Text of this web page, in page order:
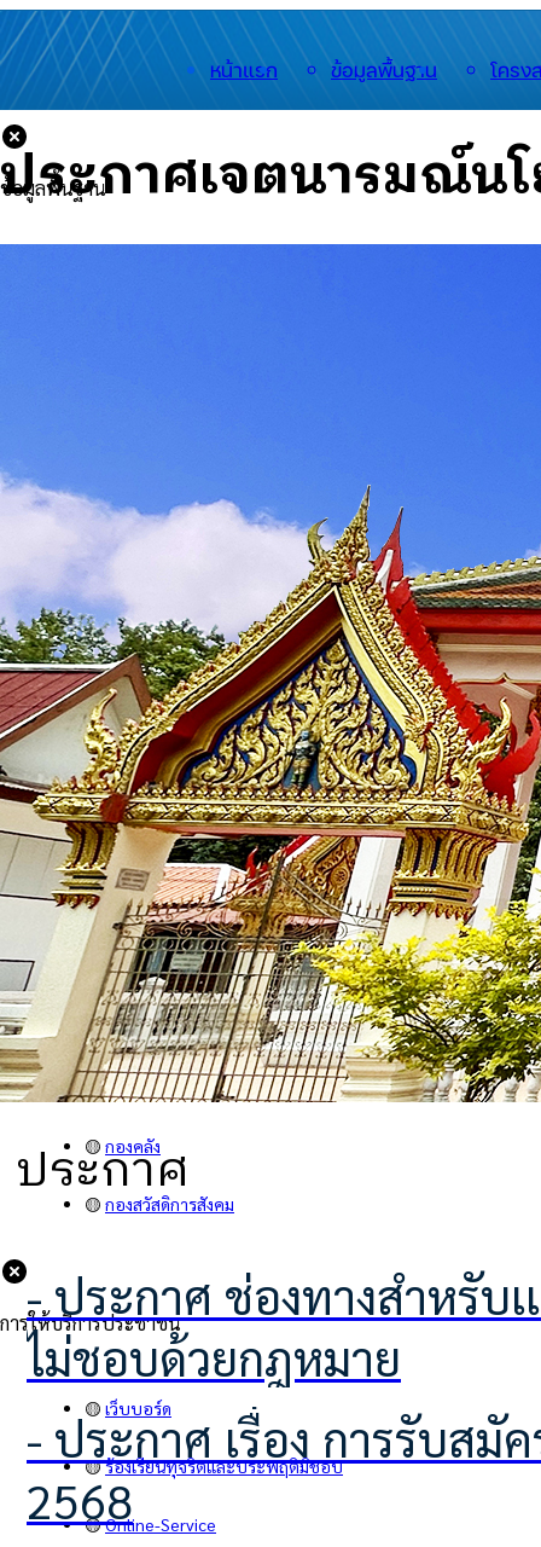
หน้าแรก ข้อมูลพื้นฐาน โครง
ข้อมูลพื้นฐาน
🟡คณะผู้บริหาร
🟡สำนักงานปลัด
🟡กองการศึกษา ศาสนา และวัฒนธรรม
ข้อมูลการดำเนินงาน
🟡แผนพัฒนา
🟡บริหารงานบุคคล
🟡คำสั่ง
🟡 กองคลัง
🟡 กองสวัสดิการสังคม
การให้บริการประชาชน
🟡 เว็บบอร์ด
🟡ร้องเรียนทุจริตและประพฤติมิชอบ
🟡Online-Service
ประกาศเจตนารมณ์นโ
ประกาศ
- ประกาศ ช่องทางสำหรับเเจ้งเบาะเเสป้ายโฆษณาหรือสิ่งอื่นใดที่รุกล้ำทางสาธารณะที่
ไม่ชอบด้วยกฎหมาย
- ประกาศ เรื่อง การรับสมัครอาสาสมัครท้องถิ่นรักษ์โลก (อถล.)ประจำปีงบประมาณ
2568